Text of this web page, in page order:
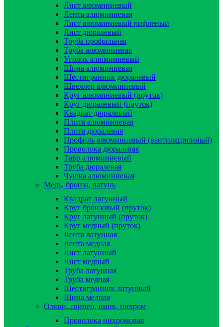
Лист алюминиевый
Лента алюминиевая
Лист алюминиевый рифленый
Лист дюралевый
Труба профильная
Труба алюминиевая
Уголок алюминиевый
Шина алюминиевая
Шестигранник дюралевый
Швеллер алюминиевый
Круг алюминиевый (пруток)
Круг дюралевый (пруток)
Квадрат дюралевый
Плита алюминиевая
Плита дюралевая
Профиль алюминиевый (вентиляционный)
Проволока дюралевая
Тавр алюминиевый
Труба дюралевая
Чушка алюминиевая
Медь, бронза, латунь
Квадрат латунный
Круг бронзовый (пруток)
Круг латунный (пруток)
Круг медный (пруток)
Лента латунная
Лента медная
Лист латунный
Лист медный
Труба латунная
Труба медная
Шестигранник латунный
Шина медная
Олови, свинец, цинк, нихром
Проволока нихромовая